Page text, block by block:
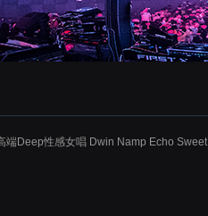
端Deep性感女唱 Dwin Namp Echo Sweet